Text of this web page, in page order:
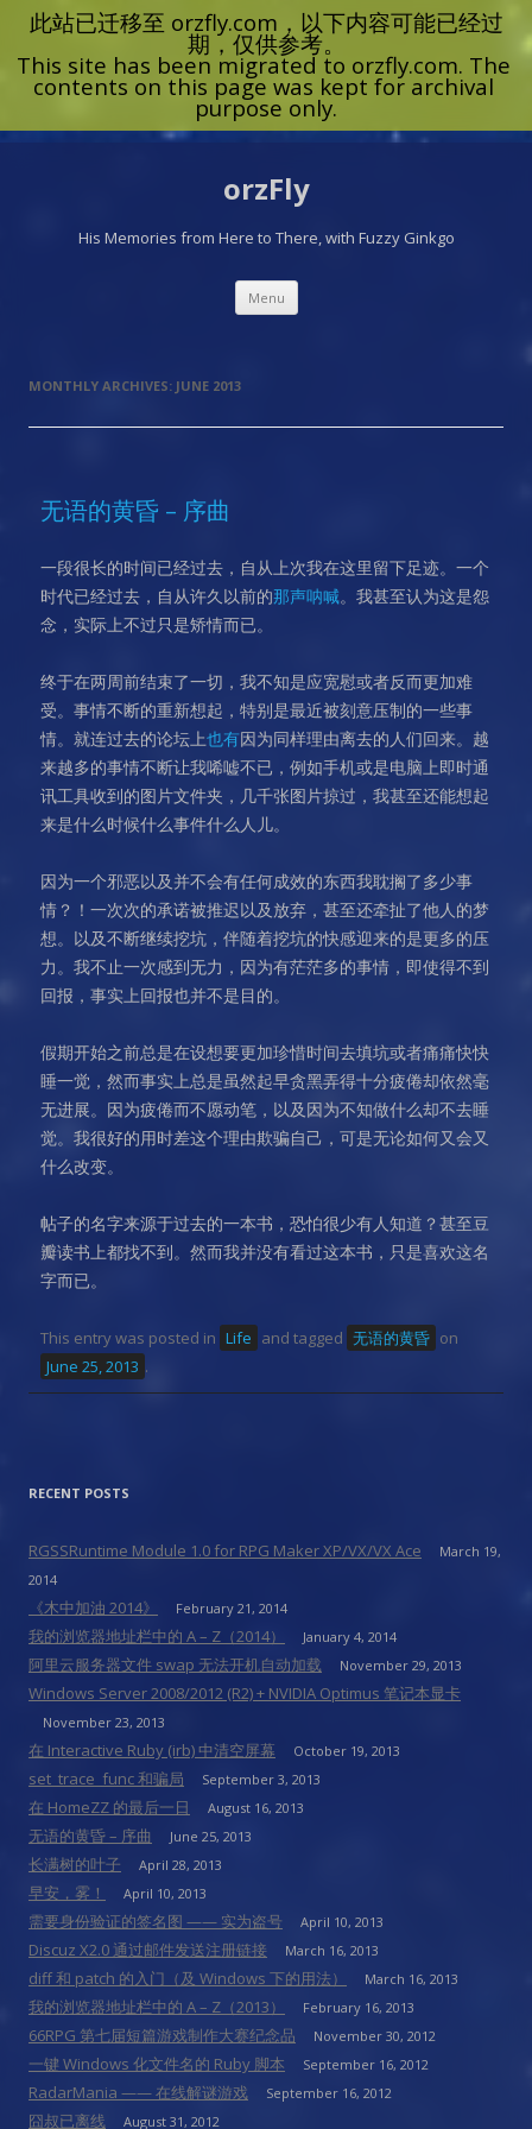
orzFly
His Memories from Here to There, with Fuzzy Ginkgo
Menu Skip
content
MONTHLY ARCHIVES: JUNE 2013
无语的黄昏 – 序曲
一段很长的时间已经过去，自从上次我在这里留下足迹。一个
时代已经过去，自从许久以前的那声呐喊。我甚至认为这是怨
念，实际上不过只是矫情而已。
终于在两周前结束了一切，我不知是应宽慰或者反而更加难
受。事情不断的重新想起，特别是最近被刻意压制的一些事
情。就连过去的论坛上也有因为同样理由离去的人们回来。越
来越多的事情不断让我唏嘘不已，例如手机或是电脑上即时通
讯工具收到的图片文件夹，几千张图片掠过，我甚至还能想起
来是什么时候什么事件什么人儿。
因为一个邪恶以及并不会有任何成效的东西我耽搁了多少事
情？！一次次的承诺被推迟以及放弃，甚至还牵扯了他人的梦
想。以及不断继续挖坑，伴随着挖坑的快感迎来的是更多的压
力。我不止一次感到无力，因为有茫茫多的事情，即使得不到
回报，事实上回报也并不是目的。
假期开始之前总是在设想要更加珍惜时间去填坑或者痛痛快快
睡一觉，然而事实上总是虽然起早贪黑弄得十分疲倦却依然毫
无进展。因为疲倦而不愿动笔，以及因为不知做什么却不去睡
觉。我很好的用时差这个理由欺骗自己，可是无论如何又会又
什么改变。
帖子的名字来源于过去的一本书，恐怕很少有人知道？甚至豆
瓣读书上都找不到。然而我并没有看过这本书，只是喜欢这名
字而已。
This entry was posted in Life and tagged 无语的黄昏 on
June 25, 2013 .
RECENT POSTS
RGSSRuntime Module 1.0 for RPG Maker XP/VX/VX Ace
March 19,
2014
《木中加油 2014》 February 21, 2014
我的浏览器地址栏中的 A – Z（2014） January 4, 2014
阿里云服务器文件 swap 无法开机自动加载 November 29, 2013
Windows Server 2008/2012 (R2) + NVIDIA Optimus 笔记本显卡
November 23, 2013
在 Interactive Ruby (irb) 中清空屏幕 October 19, 2013
set_trace_func 和骗局 September 3, 2013
在 HomeZZ 的最后一日 August 16, 2013
无语的黄昏 – 序曲 June 25, 2013
长满树的叶子 April 28, 2013
早安，雾！ April 10, 2013
需要身份验证的签名图 —— 实为盗号 April 10, 2013
Discuz X2.0 通过邮件发送注册链接 March 16, 2013
diff 和 patch 的入门（及 Windows 下的用法） March 16, 2013
我的浏览器地址栏中的 A – Z（2013） February 16, 2013
66RPG 第七届短篇游戏制作大赛纪念品 November 30, 2012
一键 Windows 化文件名的 Ruby 脚本 September 16, 2012
RadarMania —— 在线解谜游戏 September 16, 2012
囧叔已离线 August 31, 2012